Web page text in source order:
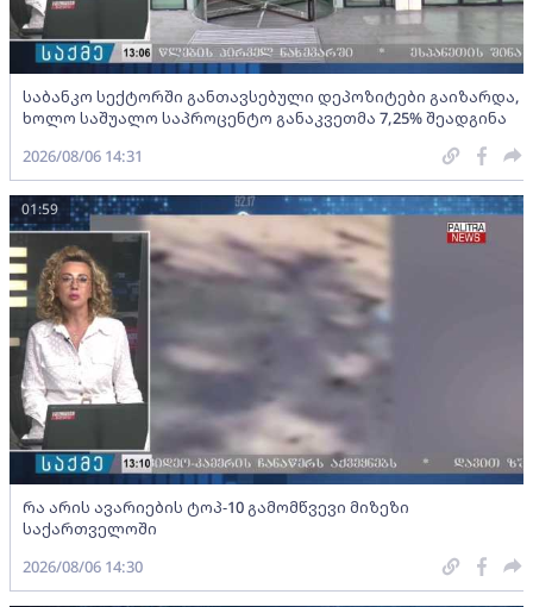
საბანკო სექტორში განთავსებული დეპოზიტები გაიზარდა,
ხოლო საშუალო საპროცენტო განაკვეთმა 7,25% შეადგინა
2026/08/06 14:31
რა არის ავარიების ტოპ-10 გამომწვევი მიზეზი
საქართველოში
01:59
2026/08/06 14:30